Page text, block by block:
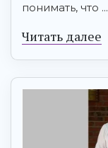
понимать, что ...
Читать далее